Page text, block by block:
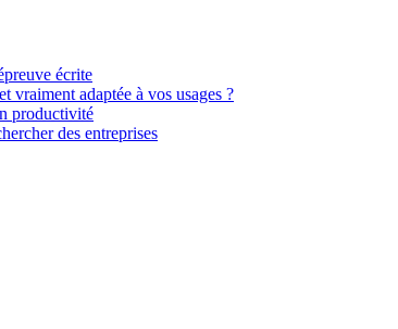
écrite
vraiment adaptée à vos usages ?
productivité
des entreprises